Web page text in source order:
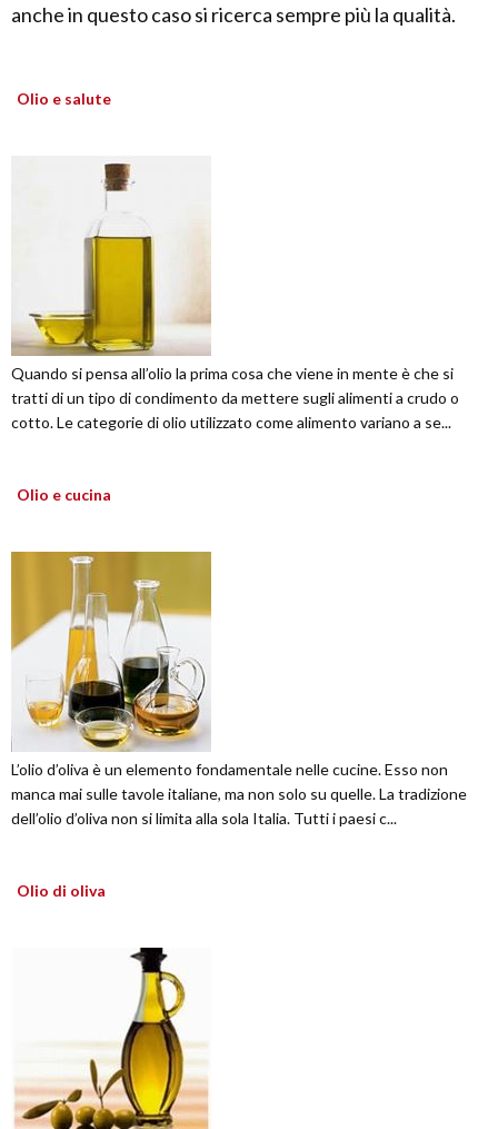
anche in questo caso si ricerca sempre più la qualità.
Olio e salute
Quando si pensa all’olio la prima cosa che viene in mente è che si
tratti di un tipo di condimento da mettere sugli alimenti a crudo o
cotto. Le categorie di olio utilizzato come alimento variano a se...
Olio e cucina
L’olio d’oliva è un elemento fondamentale nelle cucine. Esso non
manca mai sulle tavole italiane, ma non solo su quelle. La tradizione
dell’olio d’oliva non si limita alla sola Italia. Tutti i paesi c...
Olio di oliva